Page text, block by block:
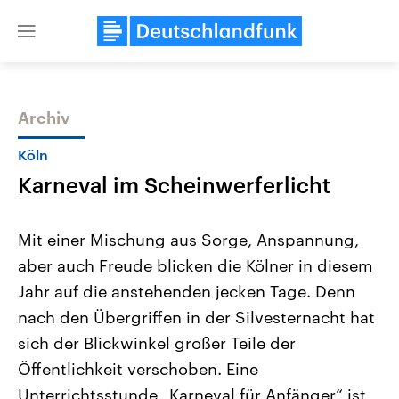
Close
Themen
Landtagswahl Sachsen-Anhalt
2026
Alle Informationen
Sachsen-Anhalt wählt am 6.
September 2026 einen neuen
Bundesland von einer Koalition aus
USA
Aktuelle Beiträge,
Hintergründe
Wirtschaftlich und
gehören die Vereinigten
mit großem Einfluss auf
Archiv
Köln
Karneval im Scheinwerferlicht
Mit einer Mischung aus Sorge, Anspannung,
aber auch Freude blicken die Kölner in diesem
Jahr auf die anstehenden jecken Tage. Denn
nach den Übergriffen in der Silvesternacht hat
sich der Blickwinkel großer Teile der
Öffentlichkeit verschoben. Eine
Unterrichtsstunde „Karneval für Anfänger“ ist